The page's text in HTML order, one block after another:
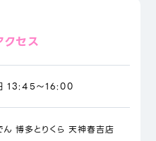
セス
13:45～16:00
博多とりくら 天神春吉店